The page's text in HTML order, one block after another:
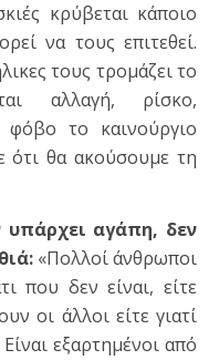
κρύβεται κάποιο
να τους επιτεθεί.
τους τρομάζει το
αλλαγή, ρίσκο,
φόβο το καινούργιο
ότι θα ακούσουμε τη
αγάπη, δεν
«Πολλοί άνθρωποι
που δεν είναι, είτε
οι άλλοι είτε γιατί
εξαρτημένοι από